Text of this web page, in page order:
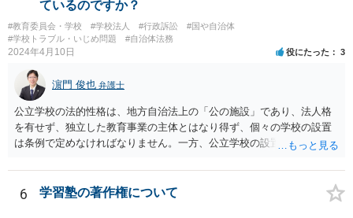
校司書は、学校図書館法第６条第１項上「専ら学校図書館の職務に従
事する職員」と位置づけられ、運用指針にいう「教育を担任する者」
に該当しません。 ②活動内容も、特別活動・学校行事等ではなく、図
したがって、本件展示は「授業の過程」要件を満たさず、３５条によ
る適法化はできないと考えられます。 ただし、繰り返しになります
が、ご相談のケースのような事案が裁判沙汰になることが現実的には
ほぼないため、今後も裁判例が積み重なる可能性がきわめて低く、ど
ちらの解釈が正しいのかについて司法の判断が下されることがないも
ているのですか？
#教育委員会・学校 #学校法人 #行政訴訟
#国や自治体
#学校トラブル・いじめ問題
#自治体法務
2024年4月10日 役にたった 3
濵門 俊也 弁護士
公立学校の法的性格は、地方自治法上の「公の施設」であり、法人格
を有せず、独立した教育事業の主体とはなり得ず、個々の学校の設置
は条例で定めなければなりません。一方、公立学校の設置者である地
利義務の主体となる法人格を有し、教育事業の主体となっています。
ちなみに、公立学校は教育行政組織上の取扱いとしては「教育機関」
であり、校舎・校地等は地方自治法上「行政財産」とされています。
6 学習塾の著作権について